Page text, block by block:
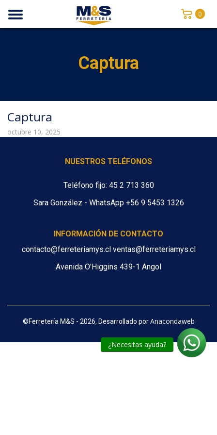
¿Necesitas ayuda?
0
Captura
Captura
octubre 10, 2025
NUESTROS TELÉFONOS
Teléfono fijo: 45 2 713 360
Sara González - WhatsApp +56 9 5453 1326
INFORMACIÓN DE CONTACTO
contacto@ferreteriamys.cl ventas@ferreteriamys.cl
Avenida O'Higgins 439-1 Angol
©Ferretería M&S - 2026, Desarrollado por Anacondaweb